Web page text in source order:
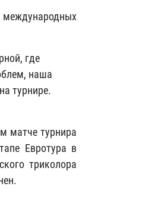
где
наша
турнире.
матче турнира
Евротура в
триколора